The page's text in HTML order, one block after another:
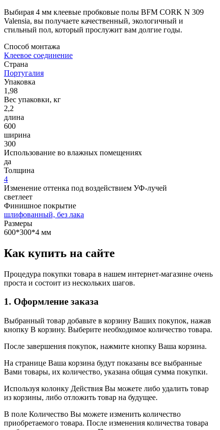
Выбирая 4 мм клеевые пробковые полы BFM CORK N 309
Valensia, вы получаете качественный, экологичный и
стильный пол, который прослужит вам долгие годы.
Способ монтажа
Клеевое соединение
Страна
Португалия
Упаковка
1,98
Вес упаковки, кг
2,2
длина
600
ширина
300
Использование во влажных помещениях
да
Толщина
4
Изменение оттенка под воздействием УФ-лучей
светлеет
Финишное покрытие
шлифованный, без лака
Размеры
600*300*4 мм
Как купить на сайте
Процедура покупки товара в нашем интернет-магазине очень
проста и состоит из нескольких шагов.
1. Оформление заказа
Выбранный товар добавьте в корзину Ваших покупок, нажав
кнопку В корзину. Выберите необходимое количество товара.
После завершения покупок, нажмите кнопку Ваша корзина.
На странице Ваша корзина будут показаны все выбранные
Вами товары, их количество, указана общая сумма покупки.
Используя колонку Действия Вы можете либо удалить товар
из корзины, либо отложить товар на будущее.
В поле Количество Вы можете изменить количество
приобретаемого товара. После изменения количества товара